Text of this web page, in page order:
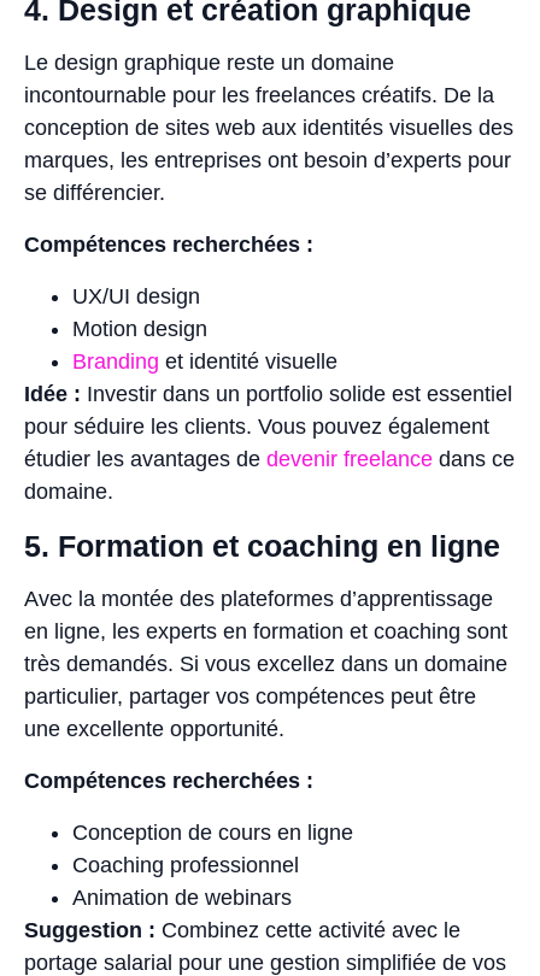
4. Design et création graphique
Le design graphique reste un domaine
incontournable pour les freelances créatifs. De la
conception de sites web aux identités visuelles des
marques, les entreprises ont besoin d’experts pour
se différencier.
Compétences recherchées :
UX/UI design
Motion design
Branding et identité visuelle
Idée : Investir dans un portfolio solide est essentiel
pour séduire les clients. Vous pouvez également
étudier les avantages de devenir freelance dans ce
domaine.
5. Formation et coaching en ligne
Avec la montée des plateformes d’apprentissage
en ligne, les experts en formation et coaching sont
très demandés. Si vous excellez dans un domaine
particulier, partager vos compétences peut être
une excellente opportunité.
Compétences recherchées :
Conception de cours en ligne
Coaching professionnel
Animation de webinars
Suggestion : Combinez cette activité avec le
portage salarial pour une gestion simplifiée de vos